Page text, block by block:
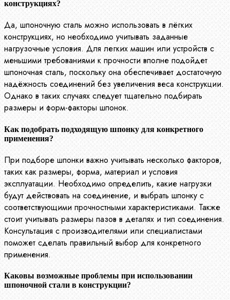
конструкциях?
Да, шпоночную сталь можно использовать в лёгких
конструкциях, но необходимо учитывать заданные
нагрузочные условия. Для легких машин или устройств с
меньшими требованиями к прочности вполне подойдет
шпоночная сталь, поскольку она обеспечивает достаточную
надёжность соединений без увеличения веса конструкции.
Однако в таких случаях следует тщательно подбирать
размеры и форм-факторы шпонок.
Как подобрать подходящую шпонку для конкретного
применения?
При подборе шпонки важно учитывать несколько факторов,
таких как размеры, форма, материал и условия
эксплуатации. Необходимо определить, какие нагрузки
будут действовать на соединение, и выбрать шпонку с
соответствующими прочностными характеристиками. Также
стоит учитывать размеры пазов в деталях и тип соединения.
Консультация с производителями или специалистами
поможет сделать правильный выбор для конкретного
применения.
Каковы возможные проблемы при использовании
шпоночной стали в конструкции?